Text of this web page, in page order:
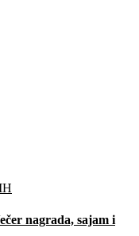
nagrada, sajam i